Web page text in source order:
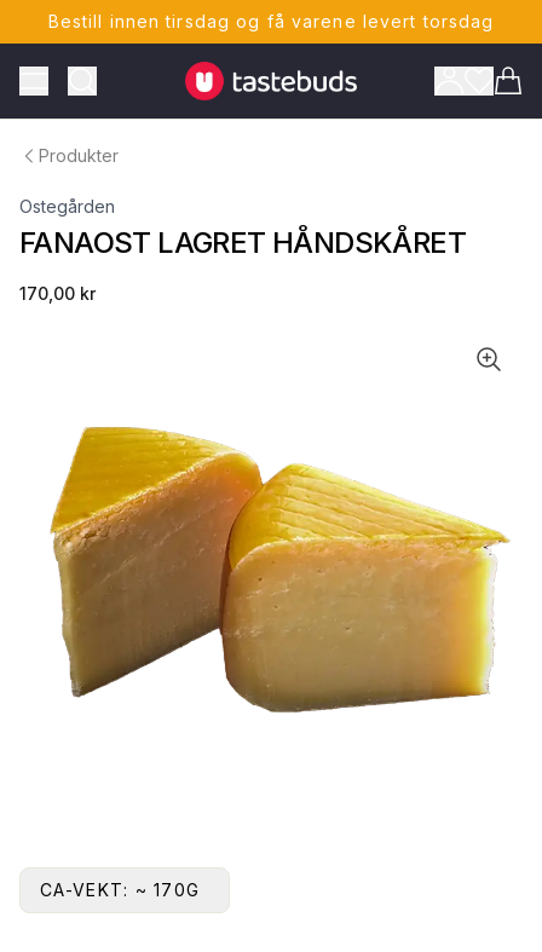
Bestill innen tirsdag og få varene levert torsdag
Toggle Menu
Tastebuds - Lokalmat rett hjem
Produkter
Ostegården
FANAOST LAGRET HÅNDSKÅRET
170,00 kr
CA-VEKT: ~ 170G